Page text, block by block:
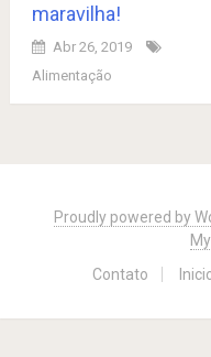
maravilha!
Abr 26, 2019
Alimentação
navigation
Proudly powered by
Contato